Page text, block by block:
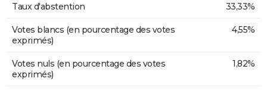
Taux d'abstention 33,33%
Votes blancs (en pourcentage des votes
exprimés)
4,55%
Votes nuls (en pourcentage des votes
exprimés)
1,82%